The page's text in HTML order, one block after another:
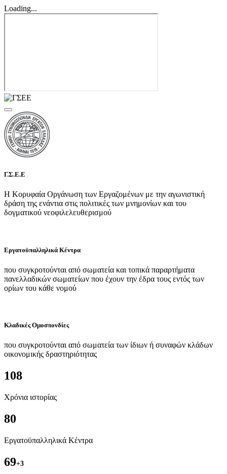
Loading...
Γ.Σ.Ε.Ε
Η Κορυφαία Οργάνωση των Εργαζομένων με την αγωνιστική
δράση της ενάντια στις πολιτικές των μνημονίων και του
δογματικού νεοφιλελευθερισμού
Εργατοϋπαλληλικά Κέντρα
που συγκροτούνται από σωματεία και τοπικά παραρτήματα
πανελλαδικών σωματείων που έχουν την έδρα τους εντός των
ορίων του κάθε νομού
Κλαδικές Ομοσπονδίες
που συγκροτούνται από σωματεία των ίδιων ή συναφών κλάδων
οικονομικής δραστηριότητας
108
Χρόνια ιστορίας
80
Εργατοϋπαλληλικά Κέντρα
69+3